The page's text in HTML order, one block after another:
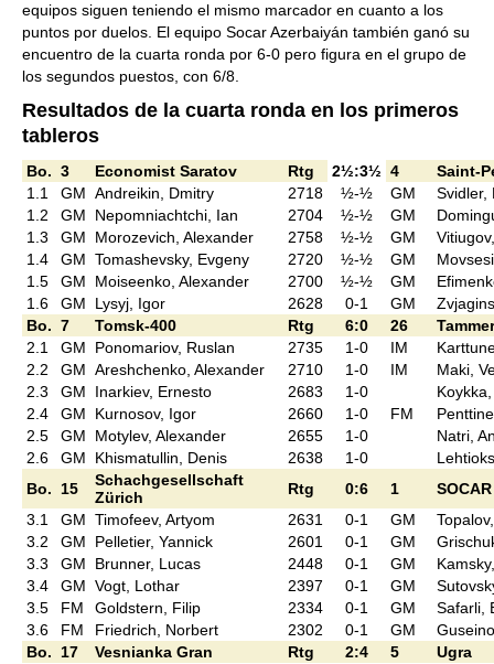
equipos siguen teniendo el mismo marcador en cuanto a los
puntos por duelos. El equipo Socar Azerbaiyán también ganó su
encuentro de la cuarta ronda por 6-0 pero figura en el grupo de
los segundos puestos, con 6/8.
Resultados de la cuarta ronda en los primeros
tableros
Bo. 3 Economist Saratov Rtg 2½:3½ 4
Saint-
1.1
GM Andreikin, Dmitry 2718 ½-½ GM
Svidler,
1.2
GM Nepomniachtchi, Ian 2704 ½-½ GM
1.3
GM Morozevich, Alexander 2758 ½-½ GM
1.4
GM Tomashevsky, Evgeny 2720 ½-½ GM
1.5
GM Moiseenko, Alexander 2700 ½-½ GM
1.6
GM Lysyj, Igor 2628 0-1 GM
Bo. 7 Tomsk-400 Rtg 6:0 26
2.1
GM Ponomariov, Ruslan 2735 1-0 IM
2.2
GM Areshchenko, Alexander 2710 1-0 IM
Maki,
2.3
GM Inarkiev, Ernesto 2683 1-0
2.4
GM Kurnosov, Igor 2660 1-0 FM
2.5
GM Motylev, Alexander 2655 1-0
Natri,
2.6
GM Khismatullin, Denis 2638 1-0
Bo.
15
Schachgesellschaft
Zürich
Rtg 0:6 1
3.1
GM Timofeev, Artyom 2631 0-1 GM
3.2
GM Pelletier, Yannick 2601 0-1 GM
3.3
GM Brunner, Lucas 2448 0-1 GM
3.4
GM Vogt, Lothar 2397 0-1 GM
3.5
FM Goldstern, Filip 2334 0-1 GM
Safarli,
3.6
FM Friedrich, Norbert 2302 0-1 GM
Bo.
17 Vesnianka Gran Rtg 2:4 5
Ugra